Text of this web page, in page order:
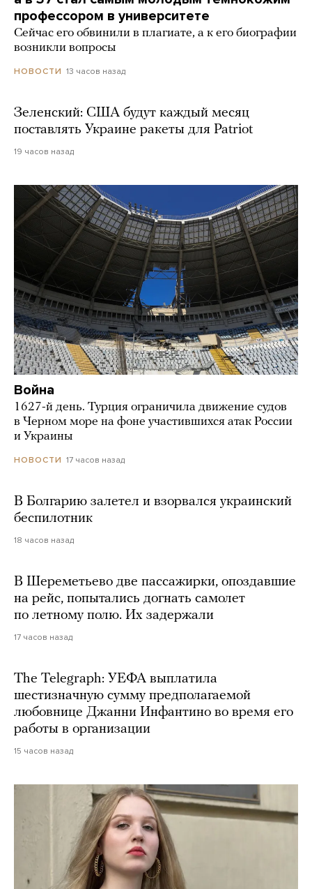
профессором в университете
Сейчас его обвинили в плагиате, а к его биографии
возникли вопросы
НОВОСТИ 13 часов назад
Зеленский: США будут каждый месяц
поставлять Украине ракеты для Patriot
19 часов назад
Война
1627-й день. Турция ограничила движение судов
в Черном море на фоне участившихся атак России
и Украины
НОВОСТИ 17 часов назад
В Болгарию залетел и взорвался украинский
беспилотник
18 часов назад
В Шереметьево две пассажирки, опоздавшие
на рейс, попытались догнать самолет
по летному полю. Их задержали
17 часов назад
The Telegraph: УЕФА выплатила
шестизначную сумму предполагаемой
любовнице Джанни Инфантино во время его
работы в организации
15 часов назад